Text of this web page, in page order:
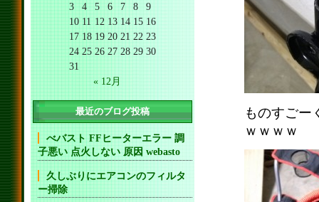
ものすごー
ｗｗｗｗ
3
4 5 6 7 8
9
10 11 12 13 14 15 16
17 18 19 20 21 22 23
24 25 26 27 28 29 30
31
« 12月
最近のブログ投稿
べバスト FFヒーターエラー 調
子悪い 点火しない 原因 webasto
久しぶりにエアコンのフィルタ
ー掃除